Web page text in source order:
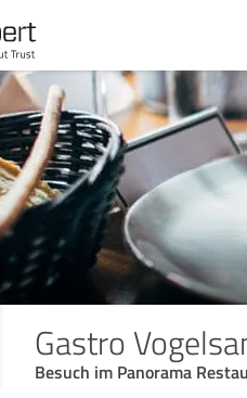
Gastro
Besuch im Panorama